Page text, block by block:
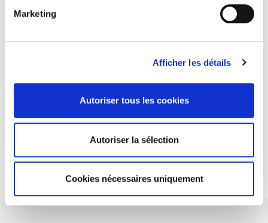
Marketing
Afficher les détails
Autoriser tous les cookies
Autoriser la sélection
Cookies nécessaires uniquement
DISCOVER OUR JOURNALS
Subscribe today